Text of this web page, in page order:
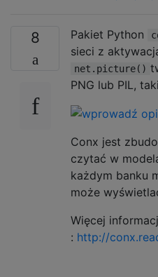
8 Pakiet Python
sieci z
net.picture()
PNG lub PIL,
Conx jest
czytać w
każdym banku
może
Więcej
: http://